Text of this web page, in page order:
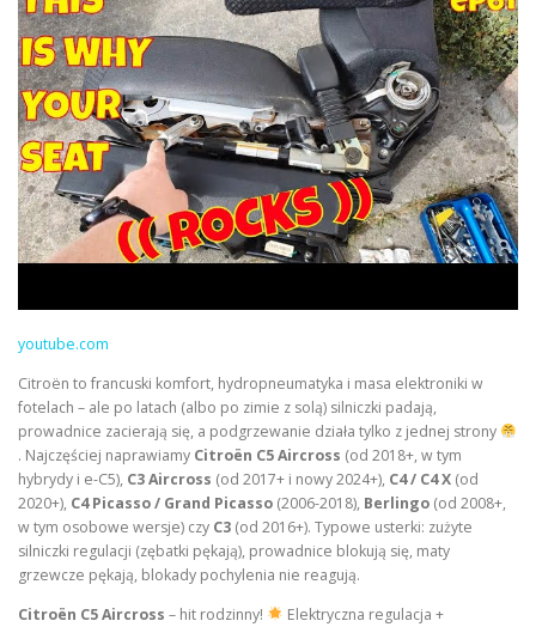
youtube.com
Citroën to francuski komfort, hydropneumatyka i masa elektroniki w
fotelach – ale po latach (albo po zimie z solą) silniczki padają,
prowadnice zacierają się, a podgrzewanie działa tylko z jednej strony
. Najczęściej naprawiamy Citroën C5 Aircross (od 2018+, w tym
hybrydy i e-C5), C3 Aircross (od 2017+ i nowy 2024+), C4 / C4 X (od
2020+), C4 Picasso / Grand Picasso (2006-2018), Berlingo (od 2008+,
w tym osobowe wersje) czy C3 (od 2016+). Typowe usterki: zużyte
silniczki regulacji (zębatki pękają), prowadnice blokują się, maty
grzewcze pękają, blokady pochylenia nie reagują.
Citroën C5 Aircross – hit rodzinny!
Elektryczna regulacja +